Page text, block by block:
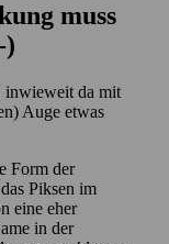
muss
inwieweit da mit
Auge etwas
Form der
Piksen im
eine eher
in der